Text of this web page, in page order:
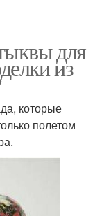
для
из
которые
полетом